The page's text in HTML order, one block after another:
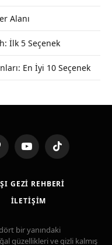
Alanı
İlk 5 Seçenek
En İyi 10 Seçenek
YouTubeTikTok
GEZI REHBERI
İLETIŞIM
bir yanındaki
güzellikleri ve gizli kalmış